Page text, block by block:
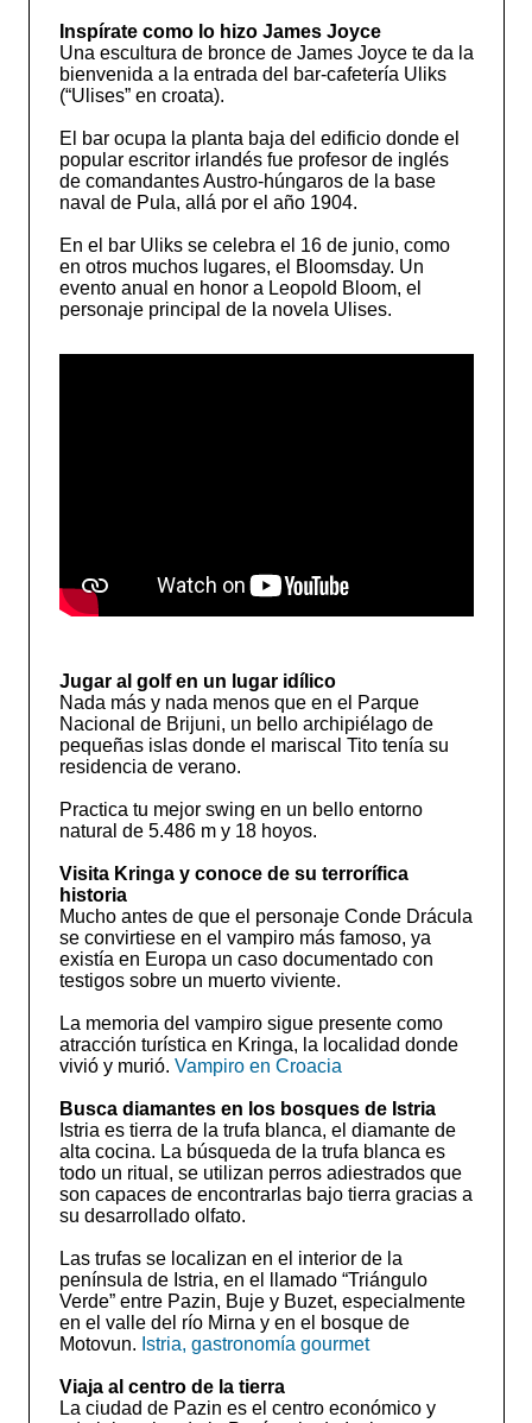
Inspírate como lo hizo James Joyce
Una escultura de bronce de James Joyce te da la
bienvenida a la entrada del bar-cafetería Uliks
(“Ulises” en croata).
El bar ocupa la planta baja del edificio donde el
popular escritor irlandés fue profesor de inglés
de comandantes Austro-húngaros de la base
naval de Pula, allá por el año 1904.
En el bar Uliks se celebra el 16 de junio, como
en otros muchos lugares, el Bloomsday. Un
evento anual en honor a Leopold Bloom, el
personaje principal de la novela Ulises.
Jugar al golf en un lugar idílico
Nada más y nada menos que en el Parque
Nacional de Brijuni, un bello archipiélago de
pequeñas islas donde el mariscal Tito tenía su
residencia de verano.
Practica tu mejor swing en un bello entorno
natural de 5.486 m y 18 hoyos.
Visita Kringa y conoce de su terrorífica
historia
Mucho antes de que el personaje Conde Drácula
se convirtiese en el vampiro más famoso, ya
existía en Europa un caso documentado con
testigos sobre un muerto viviente.
La memoria del vampiro sigue presente como
atracción turística en Kringa, la localidad donde
vivió y murió. Vampiro en Croacia
Busca diamantes en los bosques de Istria
Istria es tierra de la trufa blanca, el diamante de
alta cocina. La búsqueda de la trufa blanca es
todo un ritual, se utilizan perros adiestrados que
son capaces de encontrarlas bajo tierra gracias a
su desarrollado olfato.
Las trufas se localizan en el interior de la
península de Istria, en el llamado “Triángulo
Verde” entre Pazin, Buje y Buzet, especialmente
en el valle del río Mirna y en el bosque de
Motovun. Istria, gastronomía gourmet
Viaja al centro de la tierra
La ciudad de Pazin es el centro económico y